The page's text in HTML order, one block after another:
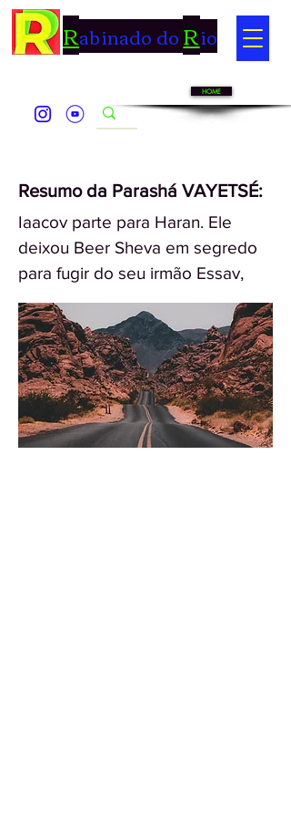
Rabinado doRio
HOME
Resumo da Parashá VAYETSÉ:
Iaacov parte para Haran. Ele
deixou Beer Sheva em segredo
para fugir do seu irmão Essav,